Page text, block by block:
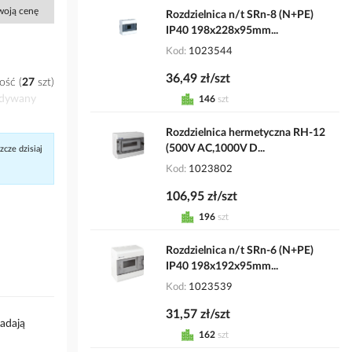
cenę
27 szt
dzisiaj
Rozdzielnica n/t SRn-8 (N+PE)
IP40 198x228x95mm...
Kod 1023544
36,49 zł/szt
146 szt
Rozdzielnica hermetyczna RH-12
(500V AC,1000V D...
Kod 1023802
106,95 zł/szt
196 szt
Rozdzielnica n/t SRn-6 (N+PE)
IP40 198x192x95mm...
Kod 1023539
31,57 zł/szt
162 szt